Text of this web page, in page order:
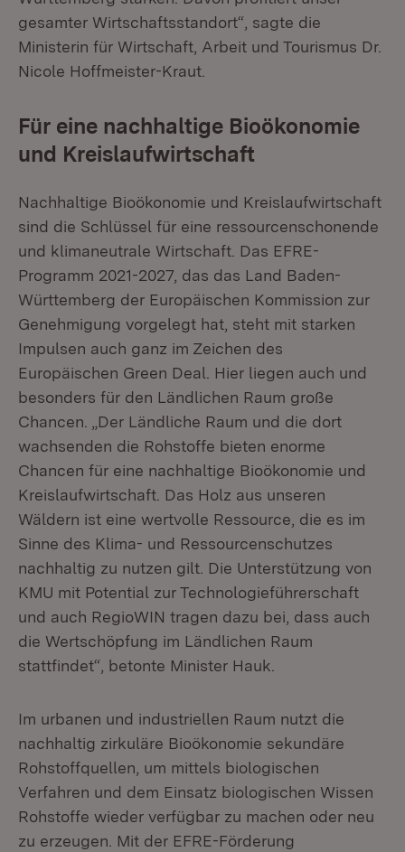
gesamter Wirtschaftsstandort“, sagte die
Ministerin für Wirtschaft, Arbeit und Tourismus Dr.
Nicole Hoffmeister-Kraut.
Für eine nachhaltige Bioökonomie
und Kreislaufwirtschaft
Nachhaltige Bioökonomie und Kreislaufwirtschaft
sind die Schlüssel für eine ressourcenschonende
und klimaneutrale Wirtschaft. Das EFRE-
Programm 2021-2027, das das Land Baden-
Württemberg der Europäischen Kommission zur
Genehmigung vorgelegt hat, steht mit starken
Impulsen auch ganz im Zeichen des
Europäischen Green Deal. Hier liegen auch und
besonders für den Ländlichen Raum große
Chancen. „Der Ländliche Raum und die dort
wachsenden die Rohstoffe bieten enorme
Chancen für eine nachhaltige Bioökonomie und
Kreislaufwirtschaft. Das Holz aus unseren
Wäldern ist eine wertvolle Ressource, die es im
Sinne des Klima- und Ressourcenschutzes
nachhaltig zu nutzen gilt. Die Unterstützung von
KMU mit Potential zur Technologieführerschaft
und auch RegioWIN tragen dazu bei, dass auch
die Wertschöpfung im Ländlichen Raum
stattfindet“, betonte Minister Hauk.
Im urbanen und industriellen Raum nutzt die
nachhaltig zirkuläre Bioökonomie sekundäre
Rohstoffquellen, um mittels biologischen
Verfahren und dem Einsatz biologischen Wissen
Rohstoffe wieder verfügbar zu machen oder neu
zu erzeugen. Mit der EFRE-Förderung